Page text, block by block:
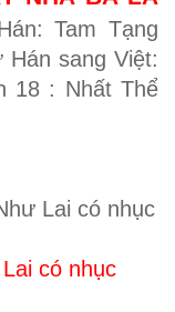
Tam Tạng
sang Việt:
18 : Nhất Thể
Lai có nhục
có nhục